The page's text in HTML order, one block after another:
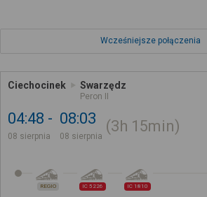
Wcześniejsze połączenia
Ciechocinek Swarzędz
Peron II
04:48
08 sierpnia
08:03
08 sierpnia
3h 15min
REGIO IC 5226 IC 1810